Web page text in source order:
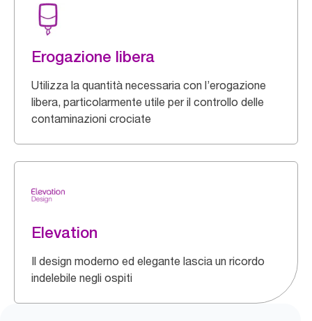
Erogazione libera
Utilizza la quantità necessaria con l’erogazione
libera, particolarmente utile per il controllo delle
contaminazioni crociate
Elevation
Il design moderno ed elegante lascia un ricordo
indelebile negli ospiti